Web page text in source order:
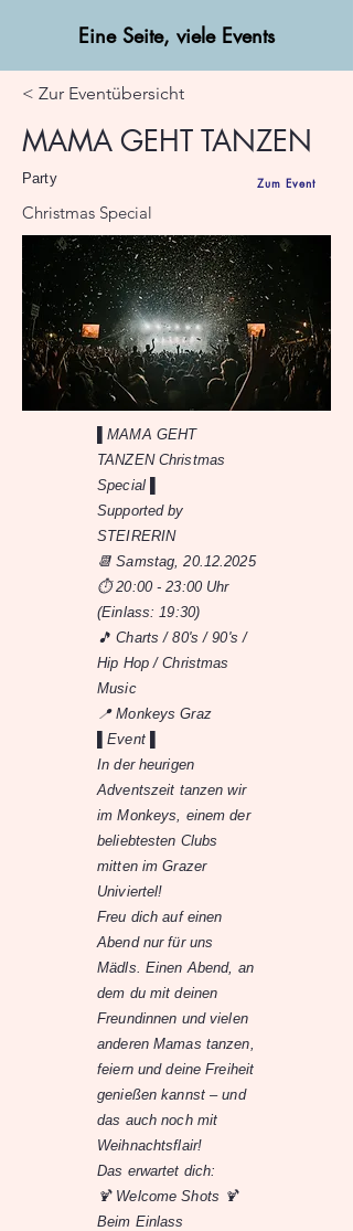
Eine Seite, viele Events
< Zur Eventübersicht
MAMA GEHT TANZEN
Party Zum Event
Christmas Special
▌MAMA GEHT
TANZEN Christmas
Special ▌
Supported by
STEIRERIN
📆 Samstag,20.12.2025
⏱️ 20:00 - 23:00 Uhr
(Einlass: 19:30)
🎵 Charts / 80's / 90's /
Hip Hop / Christmas
Music
📍 Monkeys Graz
▌Event ▌
In der heurigen
Adventszeit tanzen wir
im Monkeys, einem der
beliebtesten Clubs
mitten im Grazer
Univiertel!
Freu dich auf einen
Abend nur für uns
Mädls. Einen Abend, an
dem du mit deinen
Freundinnen und vielen
anderen Mamas tanzen,
feiern und deine Freiheit
genießen kannst – und
das auch noch mit
Weihnachtsflair!
Das erwartet dich:
🍹 Welcome Shots 🍹
Beim Einlass